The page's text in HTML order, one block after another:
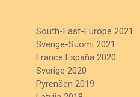
South-East-Europe 2021
Sverige-Suomi 2021
France España 2020
Sverige 2020
Pyrenäen 2019